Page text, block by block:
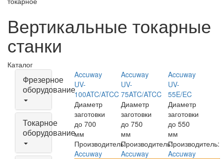
Вертикальные токарные
станки
Каталог
Фрезерное
оборудование
Токарное
оборудование
Accuway
UV-
100ATC/ATCC
Диаметр
заготовки
до 700
мм
Производитель:
Accuway
Accuway
UV-
75ATC/ATCC
Диаметр
заготовки
до 750
мм
Производитель:
Accuway
Accuway
UV-
55E/EC
Диаметр
заготовки
до 550
мм
Производитель:
Accuway